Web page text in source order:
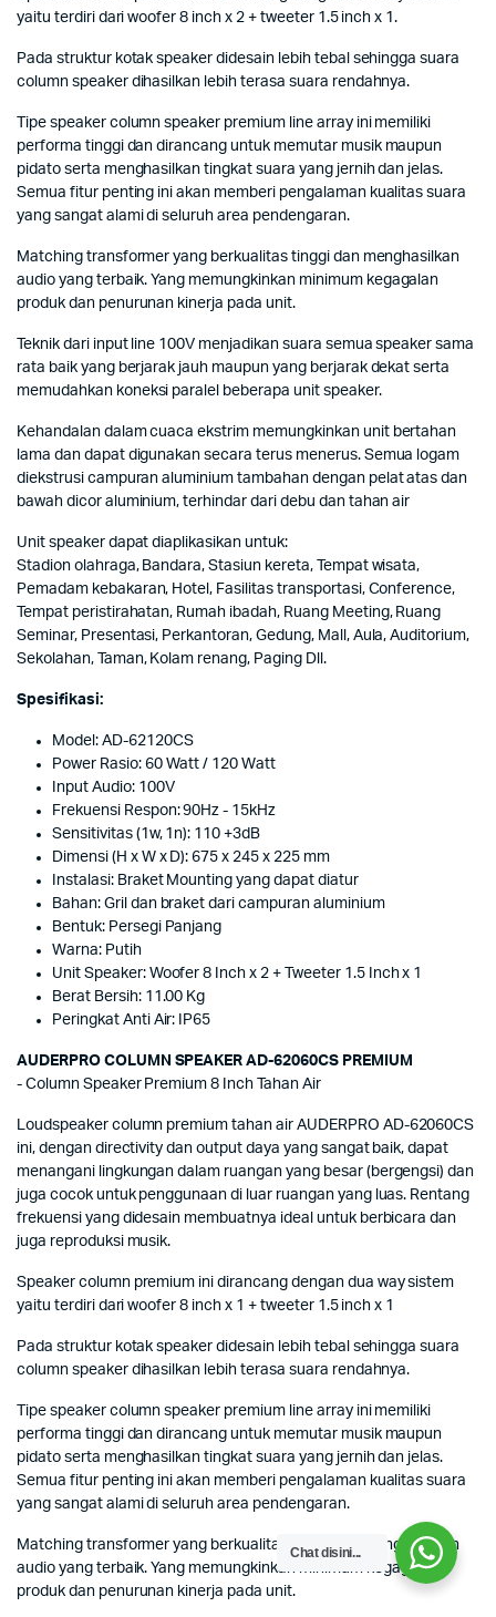
yaitu terdiri dari woofer 8 inch x 2 + tweeter 1.5 inch x 1.
Pada struktur kotak speaker didesain lebih tebal sehingga suara
column speaker dihasilkan lebih terasa suara rendahnya.
Tipe speaker column speaker premium line array ini memiliki
performa tinggi dan dirancang untuk memutar musik maupun
pidato serta menghasilkan tingkat suara yang jernih dan jelas.
Semua fitur penting ini akan memberi pengalaman kualitas suara
yang sangat alami di seluruh area pendengaran.
Matching transformer yang berkualitas tinggi dan menghasilkan
audio yang terbaik. Yang memungkinkan minimum kegagalan
produk dan penurunan kinerja pada unit.
Teknik dari input line 100V menjadikan suara semua speaker sama
rata baik yang berjarak jauh maupun yang berjarak dekat serta
memudahkan koneksi paralel beberapa unit speaker.
Kehandalan dalam cuaca ekstrim memungkinkan unit bertahan
lama dan dapat digunakan secara terus menerus. Semua logam
diekstrusi campuran aluminium tambahan dengan pelat atas dan
bawah dicor aluminium, terhindar dari debu dan tahan air
Unit speaker dapat diaplikasikan untuk:
Stadion olahraga, Bandara, Stasiun kereta, Tempat wisata,
Pemadam kebakaran, Hotel, Fasilitas transportasi, Conference,
Tempat peristirahatan, Rumah ibadah, Ruang Meeting, Ruang
Seminar, Presentasi, Perkantoran, Gedung, Mall, Aula, Auditorium,
Sekolahan, Taman, Kolam renang, Paging Dll.
Spesifikasi:
Model: AD-62120CS
Power Rasio: 60 Watt / 120 Watt
Input Audio: 100V
Frekuensi Respon: 90Hz - 15kHz
Sensitivitas (1w, 1n): 110 +3dB
Dimensi (H x W x D): 675 x 245 x 225 mm
Instalasi: Braket Mounting yang dapat diatur
Bahan: Gril dan braket dari campuran aluminium
Bentuk: Persegi Panjang
Warna: Putih
Unit Speaker: Woofer 8 Inch x 2 + Tweeter 1.5 Inch x 1
Berat Bersih: 11.00 Kg
Peringkat Anti Air: IP65
AUDERPRO COLUMN SPEAKER AD-62060CS PREMIUM
- Column Speaker Premium 8 Inch Tahan Air
Loudspeaker column premium tahan air AUDERPRO AD-62060CS
ini, dengan directivity dan output daya yang sangat baik, dapat
menangani lingkungan dalam ruangan yang besar (bergengsi) dan
juga cocok untuk penggunaan di luar ruangan yang luas. Rentang
frekuensi yang didesain membuatnya ideal untuk berbicara dan
juga reproduksi musik.
Speaker column premium ini dirancang dengan dua way sistem
yaitu terdiri dari woofer 8 inch x 1 + tweeter 1.5 inch x 1
Pada struktur kotak speaker didesain lebih tebal sehingga suara
column speaker dihasilkan lebih terasa suara rendahnya.
Tipe speaker column speaker premium line array ini memiliki
performa tinggi dan dirancang untuk memutar musik maupun
pidato serta menghasilkan tingkat suara yang jernih dan jelas.
Semua fitur penting ini akan memberi pengalaman kualitas suara
yang sangat alami di seluruh area pendengaran.
Matching transformer yang berkualitas tinggi dan menghasilkan
audio yang terbaik. Yang memungkinkan minimum kegagalan
produk dan penurunan kinerja pada unit.
Chat disini...